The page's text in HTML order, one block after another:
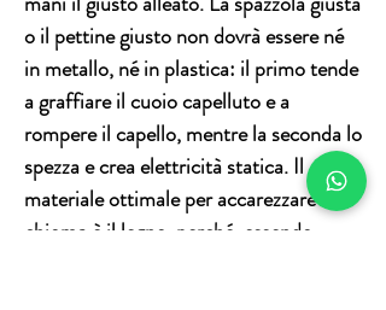
o il pettine giusto non dovrà essere né
in metallo, né in plastica: il primo tende
a graffiare il cuoio capelluto e a
rompere il capello, mentre la seconda lo
spezza e crea elettricità statica. Il
materiale ottimale per accarezzare la
chioma è il legno, perché, essendo